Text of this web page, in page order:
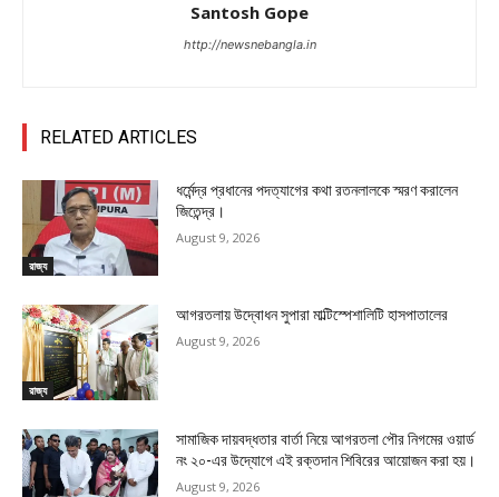
Santosh Gope
http://newsnebangla.in
RELATED ARTICLES
রাজ্য
ধর্মেন্দ্র প্রধানের পদত্যাগের কথা রতনলালকে স্মরণ করালেন
জিতেন্দ্র।
August 9, 2026
রাজ্য
আগরতলায় উদ্বোধন সুপারা মাল্টিস্পেশালিটি হাসপাতালের
August 9, 2026
সামাজিক দায়বদ্ধতার বার্তা নিয়ে আগরতলা পৌর নিগমের ওয়ার্ড
নং ২০-এর উদ্যোগে এই রক্তদান শিবিরের আয়োজন করা হয়।
August 9, 2026